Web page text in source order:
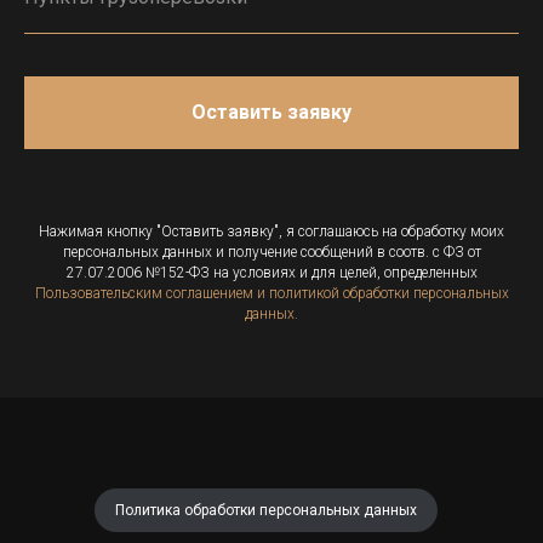
Оставить заявку
Нажимая кнопку "Оставить заявку", я соглашаюсь на обработку моих
персональных данных и получение сообщений в соотв. с ФЗ от
27.07.2006 №152-ФЗ на условиях и для целей, определенных
Пользовательским соглашением и политикой обработки персональных
данных.
Политика обработки персональных данных